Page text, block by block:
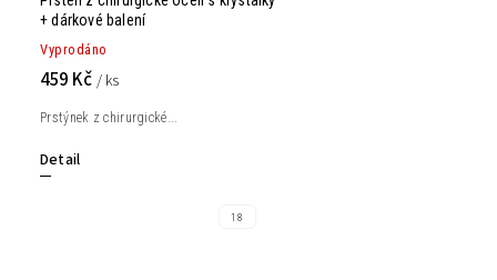
+ dárkové balení
Vyprodáno
459 Kč / ks
Detail
Prstýnek z chirurgické...
18